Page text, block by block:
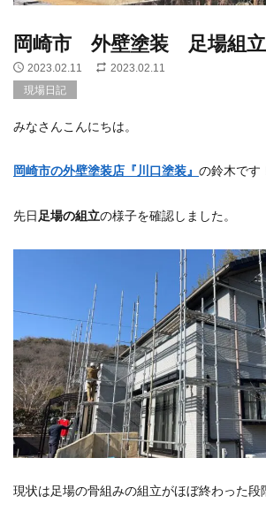
岡崎市 外壁塗装 足場組
2023.02.11
2023.02.11
現場日記
みなさんこんにちは。
岡崎市の外壁塗装店『川口塗装』 の鈴木です
先日 足場の組立の様子を確認しました。
現状は足場の骨組みの組立がほぼ終わった段